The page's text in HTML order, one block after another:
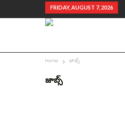
FRIDAY, AUGUST 7, 2026
Home జాబ్స్
జాబ్స్